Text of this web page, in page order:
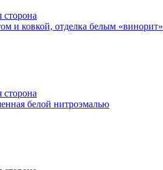
и ковкой, отделка белым «винорит»
белой нитроэмалью